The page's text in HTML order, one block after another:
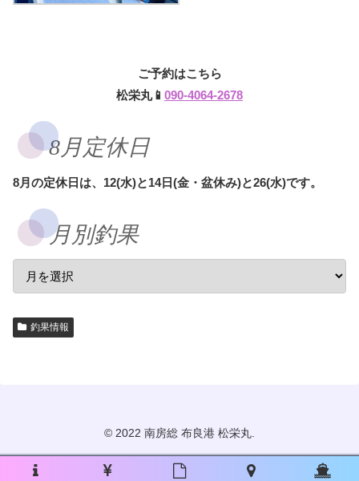
ご予約はこちら
松栄丸📱 090-4064-2678
8月定休日
8月の定休日は、12(水)と14日(金・盆休み)と26(水)です。
月別釣果
釣果情報
© 2022 南房総 布良港 松栄丸.